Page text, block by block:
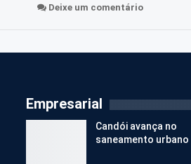
Deixe um comentário
Empresarial
Candói avança no
saneamento urbano